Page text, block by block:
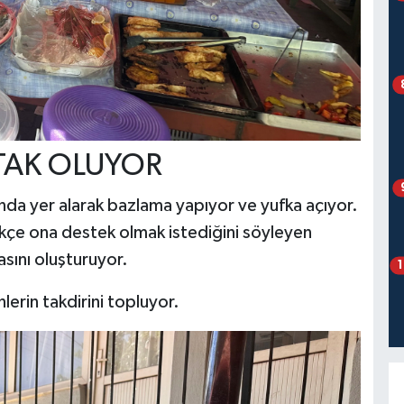
OLUYOR
yer alarak bazlama yapıyor ve yufka açıyor.
ona destek olmak istediğini söyleyen
oluşturuyor.
takdirini topluyor.